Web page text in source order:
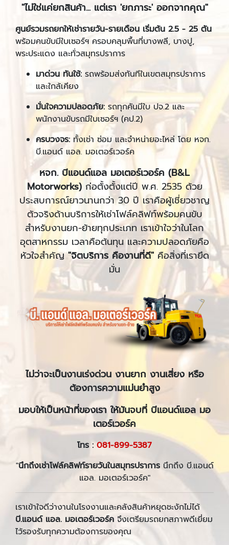
"ไม่ใช่แค่ยกสินค้า... แต่เรา 'ยกภาระ' ออกจากคุณ"
ศูนย์รวมรถยกให้เช่ารายวัน-รายเดือน เริ่มต้น 2.5 - 25 ตัน
พร้อมคนขับมีใบเซอร์ฯ ครอบคลุมพื้นที่บางพลี, บางปู,
พระประแดง และทั่วสมุทรปราการ
มาด่วน ทันใช้:รถพร้อมส่งทันทีในเขตสมุทรปราการ
และใกล้เคียง
มั่นใจความปลอดภัย: รถทุกคันมีใบ ปจ.2 และ
พนักงานขับรถมีใบเซอร์ฯ (คป.2)
ครบวงจร: ทั้งเช่า ซ่อม และจำหน่ายอะไหล่ โดย หจก.
บี.แอนด์ แอล. มอเตอร์เวอร์ค
หจก. บีแอนด์แอล มอเตอร์เวอร์ค (B&L
Motorworks)ก่อตั้งตั้งแต่ปี พ.ศ. 2535 ด้วย
ประสบการณ์ยาวนานกว่า 30 ปี เราคือผู้เชี่ยวชาญ
ตัวจริงด้านบริการให้เช่าโฟล์คลิฟท์พร้อมคนขับ
สำหรับงานยก-ย้ายทุกประเภท เราเข้าใจว่าในโลก
อุตสาหกรรม เวลาคือต้นทุน และความปลอดภัยคือ
หัวใจสำคัญ"จิตบริการ คืองานที่ดี"คือสิ่งที่เรายึด
มั่น
ไม่ว่าจะเป็นงานเร่งด่วน งานยาก งานเสี่ยง หรือ
ต้องการความแม่นยำสูง
มอบให้เป็นหน้าที่ของเรา ให้มันจบที่ บีแอนด์แอล มอ
เตอร์เวอร์ค
โทร :081-899-5387
"นึกถึงเช่าโฟล์คลิฟท์รายวันในสมุทรปราการนึกถึง บี.แอนด์
แอล. มอเตอร์เวอร์ค"
เราเข้าใจดีว่างานในโรงงานและคลังสินค้าหยุดชะงักไม่ได้
บี.แอนด์ แอล. มอเตอร์เวอร์ค จึงเตรียมรถยกสภาพดีเยี่ยม
ไว้รองรับทุกความต้องการของคุณ